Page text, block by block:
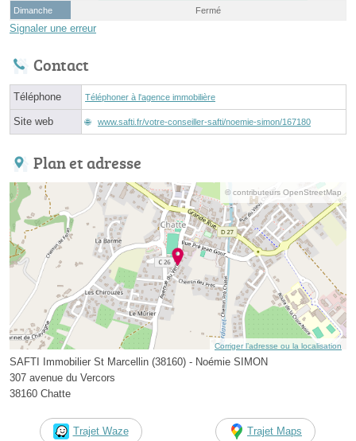
Dimanche
Fermé
Signaler une erreur
Contact
Téléphone Téléphoner à l'agence immobilière
Site web www.safti.fr/votre-conseiller-safti/noemie-simon/167180
Plan et adresse
© contributeurs OpenStreetMap
Corriger l’adresse ou la localisation
SAFTI Immobilier St Marcellin (38160) - Noémie SIMON
307 avenue du Vercors
38160 Chatte
Trajet Waze Trajet Maps